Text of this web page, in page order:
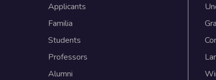
Applicants
Familia
Students
Professors
Alumni